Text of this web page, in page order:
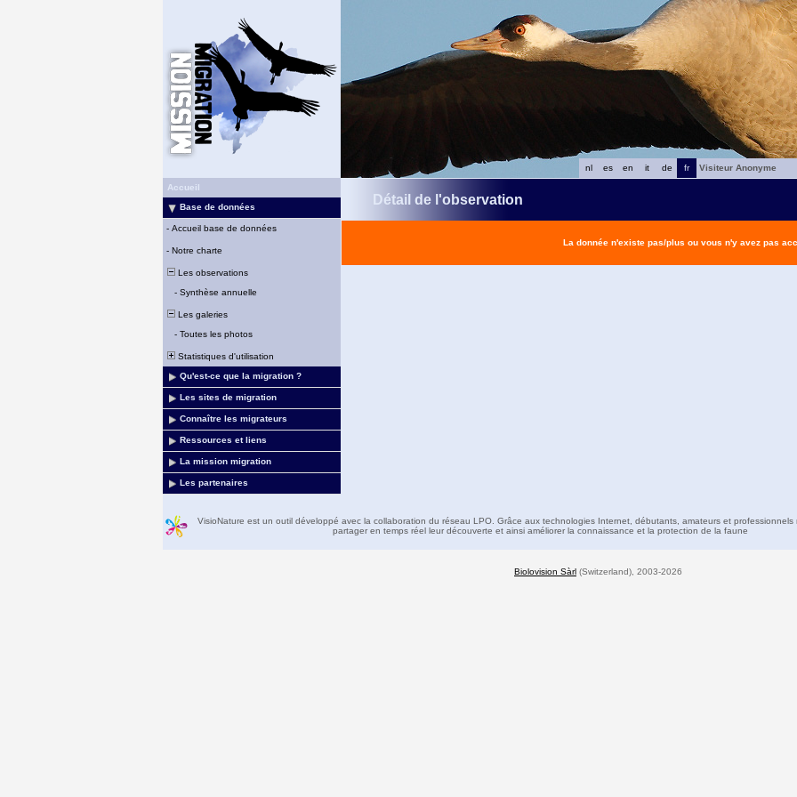
fr
de
it
en
es
nl
Visiteur Anonyme
Accueil
Base de données
- Accueil base de données
- Notre charte
Les observations
- Synthèse annuelle
Les galeries
- Toutes les photos
Statistiques d'utilisation
Qu'est-ce que la migration ?
Les sites de migration
Connaître les migrateurs
Ressources et liens
La mission migration
Les partenaires
Détail de l'observation
La donnée n'existe pas/plus ou vous n'y avez pas
VisioNature est un outil développé avec la collaboration du réseau LPO. Grâce aux technologies Internet, débutants, amateurs et professionnels
partager en temps réel leur découverte et ainsi améliorer la connaissance et la protection de la faune
Biolovision Sàrl (Switzerland), 2003-2026